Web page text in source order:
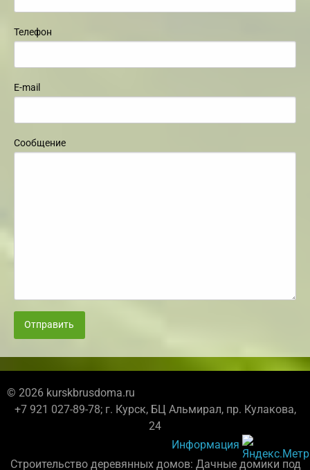
Телефон
E-mail
Сообщение
Отправить
© 2026 kurskbrusdoma.ru
+7 921 027-89-78; г. Курск, БЦ Альмирал, пр. Кулакова,
24
Информация
Строительство деревянных домов: Дачные домики под